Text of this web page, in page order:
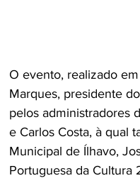
O evento, realizado
Marques, presidente
pelos administradores
e Carlos Costa, à qual
Municipal de Ílhavo,
Portuguesa da Cultura